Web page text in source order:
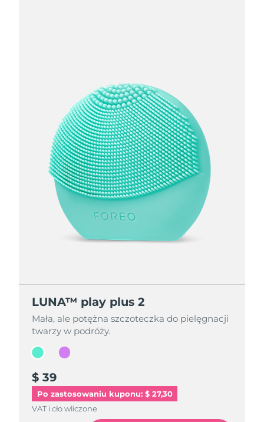
LUNA™ play plus 2
Mała, ale potężna szczoteczka do pielęgnacji
twarzy w podróży.
$ 39
Po zastosowaniu kuponu: $ 27,30
VAT i cło wliczone
LUNA™ play plus 2
Mała, ale potężna szczoteczka do pielęgnacji
twarzy w podróży.
$ 39
VAT i cło wliczone